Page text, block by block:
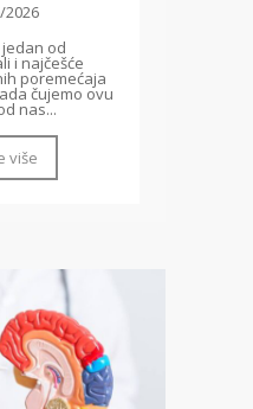
2026
od
i najčešće
poremećaja
čujemo ovu
nas...
više